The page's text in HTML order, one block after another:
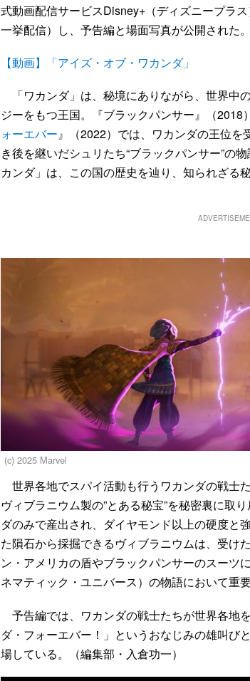
式動画配信サービスDisney+（ディズニープラ
一挙配信）し、予告編と場面写真が公開された。
【動画】「アイズ・オブ・ワカンダ」
「ワカンダ」は、秘境にありながら、世界中
ジーをもつ王国。『ブラックパンサー』（2018
ォーエバー』（2022）では、ワカンダの王位
き後を継いだシュリたち“ブラックパンサー”の
カンダ」は、この国の歴史を辿り、知られざる
(c) 2025 Marvel
世界各地でスパイ活動も行うワカンダの戦士
ヴィブラニウム製の”とある秘宝”を秘密裏に取
ダのみで産出され、ダイヤモンド以上の硬度と
た隕石から採掘できるヴィブラニウムは、受け
ン・アメリカの盾やブラックパンサーのスーツ
ネマティック・ユニバース）の物語において重
予告編では、ワカンダの戦士たちが世界各地
ダ・フォーエバー！」というおなじみの雄叫び
場している。（編集部・入倉功一）